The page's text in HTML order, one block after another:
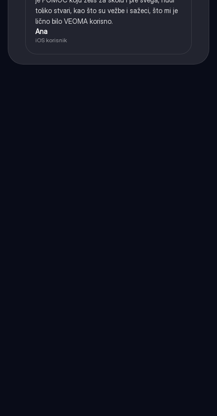
toliko stvari, kao što su vežbe i sažeci, što mi je
lično bilo VEOMA korisno.
Ana
iOS korisnik